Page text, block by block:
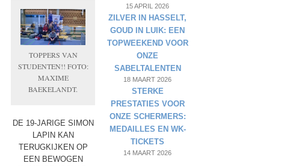
TOPPERS VAN
STUDENTEN!! FOTO:
MAXIME
BAEKELANDT.
DE 19-JARIGE SIMON
LAPIN KAN
TERUGKIJKEN OP
EEN BEWOGEN
15 APRIL 2026
ZILVER IN HASSELT,
GOUD IN LUIK: EEN
TOPWEEKEND VOOR
ONZE
SABELTALENTEN
18 MAART 2026
STERKE
PRESTATIES VOOR
ONZE SCHERMERS:
MEDAILLES EN WK-
TICKETS
14 MAART 2026